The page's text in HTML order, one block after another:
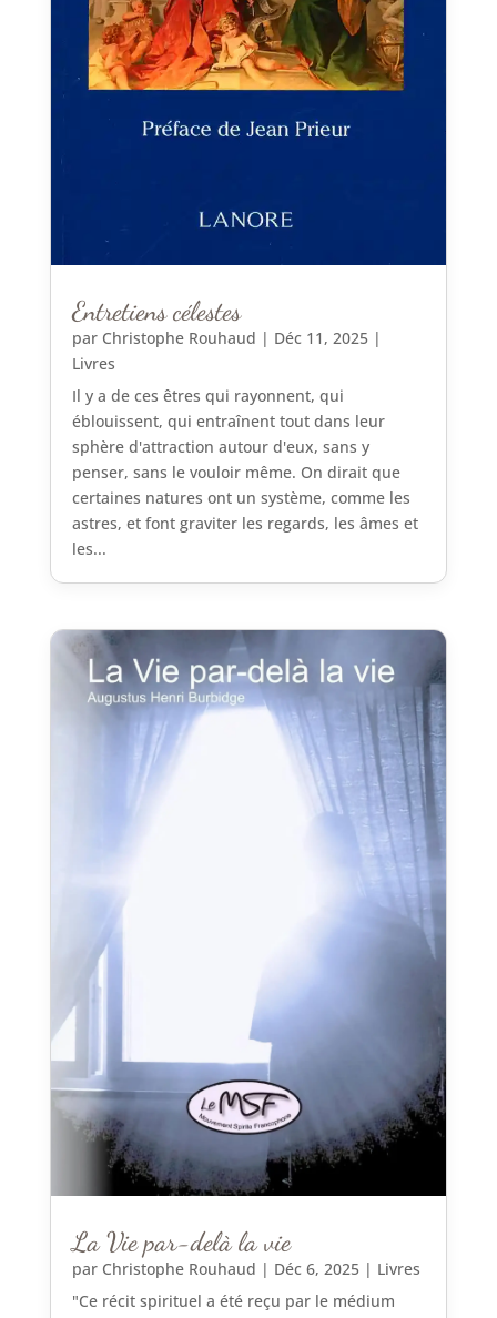
Entretiens célestes
par Christophe Rouhaud | Déc 11, 2025|
Livres
Il y a de ces êtres qui rayonnent, qui
éblouissent, qui entraînent tout dans leur
sphère d'attraction autour d'eux, sans y
penser, sans le vouloir même. On dirait que
certaines natures ont un système, comme les
astres, et font graviter les regards, les âmes et
les...
La Vie par-delà la vie
par Christophe Rouhaud | Déc 6, 2025| Livres
"Ce récit spirituel a été reçu par le médium